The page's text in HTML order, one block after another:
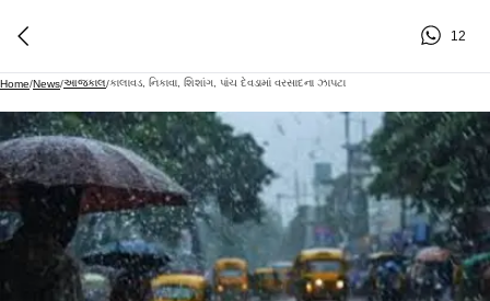
12
Home/News/આજકાલ/કાલાવડ, નિકાવા, શિશાંગ, પાંચ દેવડામાં વરસાદના ઝાપટા